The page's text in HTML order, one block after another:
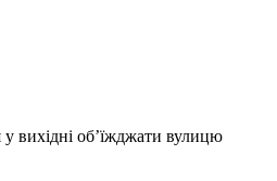
у вихідні об’їжджати вулицю